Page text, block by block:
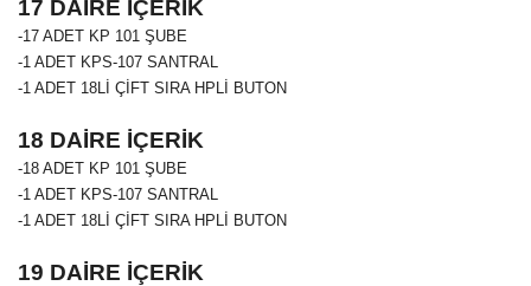
17 DAİRE İÇERİK
-17 ADET KP 101 ŞUBE
-1 ADET KPS-107 SANTRAL
-1 ADET 18Lİ ÇİFT SIRA HPLİ BUTON
18 DAİRE İÇERİK
-18 ADET KP 101 ŞUBE
-1 ADET KPS-107 SANTRAL
-1 ADET 18Lİ ÇİFT SIRA HPLİ BUTON
19 DAİRE İÇERİK